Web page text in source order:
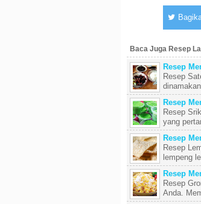
Baca Juga Resep
Resep
Resep
Resep
Resep
yang
Resep
Resep
lempeng
Resep
Resep
Anda.